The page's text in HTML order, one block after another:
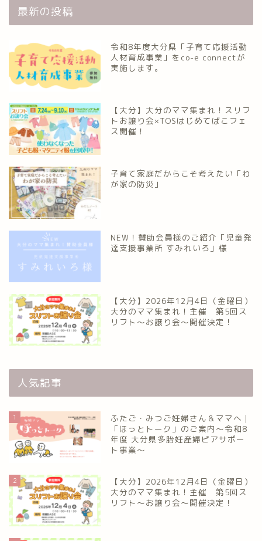
最新の投稿
令和8年度大分県「子育て応援活動
人材育成事業」をco-e connectが
実施します。
【大分】大分のママ集まれ！スリフ
トお譲り会×TOSはじめてばこフェ
ス開催！
子育て家庭だからこそ考えたい「わ
が家の防災」
NEW！賛助会員様のご紹介「児童発
達支援事業所 すみれいろ」様
【大分】2026年12月4日（金曜日）
大分のママ集まれ！主催 第5回ス
リフト〜お譲り会〜開催決定！
人気記事
1
ふたご・みつご妊婦さん＆ママへ｜
「ほっとトーク」のご案内～令和8
年度 大分県多胎妊産婦ピアサポー
ト事業～
2
【大分】2026年12月4日（金曜日）
大分のママ集まれ！主催 第5回ス
リフト〜お譲り会〜開催決定！